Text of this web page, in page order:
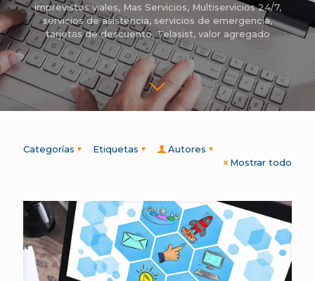
imprevistos viales, Mas Servicios, Multiservicios 24/7,
servicios de asistencia, servicios de emergencia,
tarjetas de descuento,Telasist,valor agregado
Categorías Etiquetas
Autores
Mostrar todo